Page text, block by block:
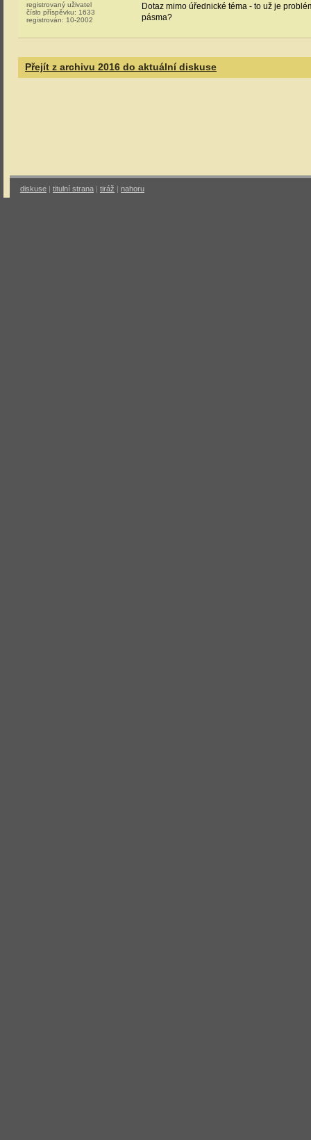
registrovaný uživatel
číslo příspěvku: 1633
registrován: 10-2002
Dotaz mimo úřednické téma - to už je
pásma?
Přejít z archivu 2016 do aktuální diskuse
diskuse | titulní strana | tiráž | nahoru